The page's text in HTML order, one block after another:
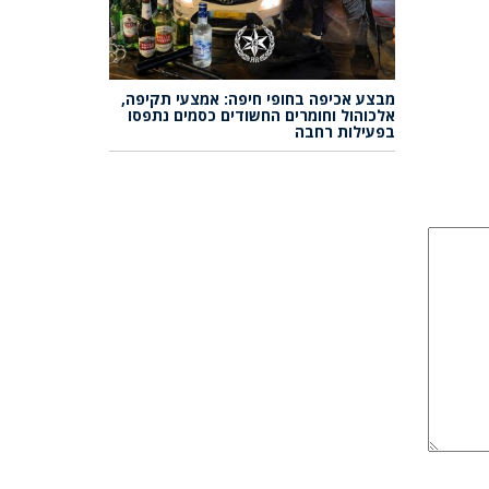
מבצע אכיפה בחופי חיפה: אמצעי תקיפה,
אלכוהול וחומרים החשודים כסמים נתפסו
בפעילות רחבה